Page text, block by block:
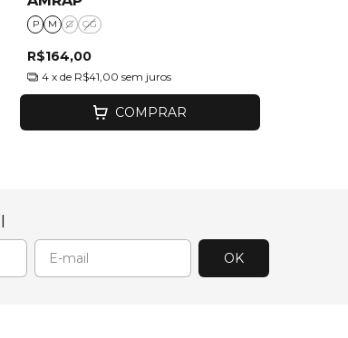
P M G GG
R$164,00
4 x de R$41,00 sem juros
COMPRAR